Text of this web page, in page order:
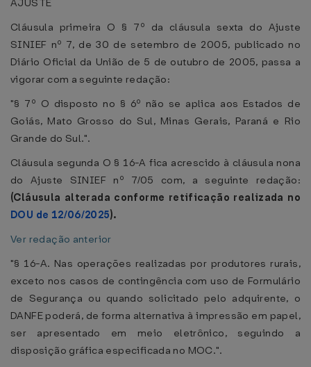
AJUSTE
Cláusula primeira O § 7º da cláusula sexta do Ajuste
SINIEF nº 7, de 30 de setembro de 2005, publicado no
Diário Oficial da União de 5 de outubro de 2005, passa a
vigorar com a seguinte redação:
"§ 7º O disposto no § 6º não se aplica aos Estados de
Goiás, Mato Grosso do Sul, Minas Gerais, Paraná e Rio
Grande do Sul.".
Cláusula segunda O § 16-A fica acrescido à cláusula nona
do Ajuste SINIEF nº 7/05 com, a seguinte redação:
(Cláusula alterada conforme retificação realizada no
DOU de 12/06/2025).
Ver redação anterior
"§ 16-A. Nas operações realizadas por produtores rurais,
exceto nos casos de contingência com uso de Formulário
de Segurança ou quando solicitado pelo adquirente, o
DANFE poderá, de forma alternativa à impressão em papel,
ser apresentado em meio eletrônico, seguindo a
disposição gráfica especificada no MOC.".